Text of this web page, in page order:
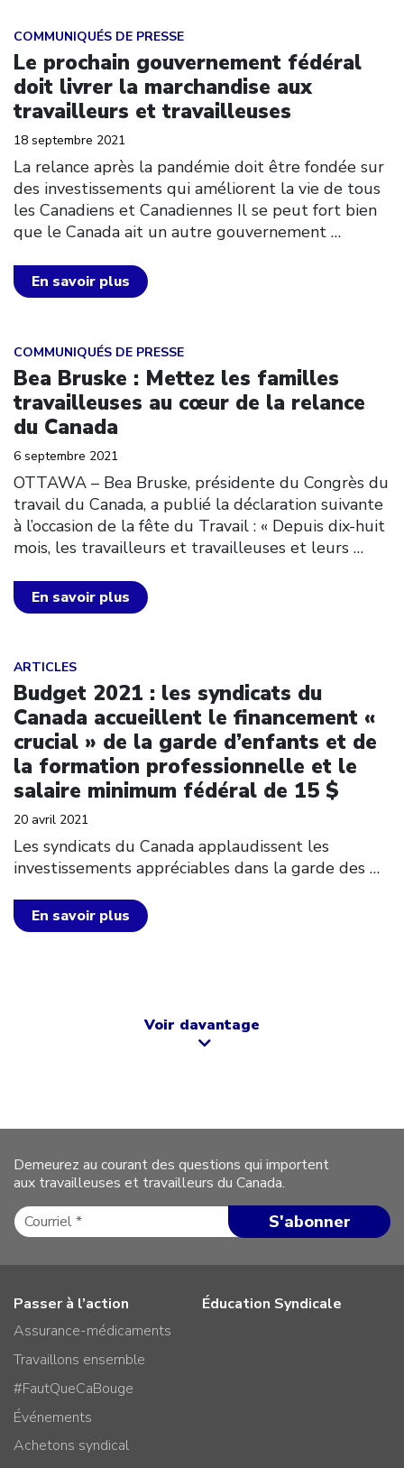
COMMUNIQUÉS DE PRESSE
Le prochain gouvernement fédéral
doit livrer la marchandise aux
travailleurs et travailleuses
18 septembre 2021
La relance après la pandémie doit être fondée sur
des investissements qui améliorent la vie de tous
les Canadiens et Canadiennes Il se peut fort bien
que le Canada ait un autre gouvernement …
En savoir plus
Click to open the link
COMMUNIQUÉS DE PRESSE
Bea Bruske : Mettez les familles
travailleuses au cœur de la relance
du Canada
6 septembre 2021
OTTAWA – Bea Bruske, présidente du Congrès du
travail du Canada, a publié la déclaration suivante
à l’occasion de la fête du Travail : « Depuis dix-huit
mois, les travailleurs et travailleuses et leurs …
En savoir plus
Click to open the link
ARTICLES
Budget 2021 : les syndicats du
Canada accueillent le financement «
crucial » de la garde d’enfants et de
la formation professionnelle et le
salaire minimum fédéral de 15 $
20 avril 2021
Les syndicats du Canada applaudissent les
investissements appréciables dans la garde des …
En savoir plus
Click to open the link
Voir davantage
Demeurez au courant des questions qui importent
aux travailleuses et travailleurs du Canada.
Passer à l’action
Assurance-médicaments
Travaillons ensemble
#FautQueCaBouge
Événements
Achetons syndical
Éducation Syndicale